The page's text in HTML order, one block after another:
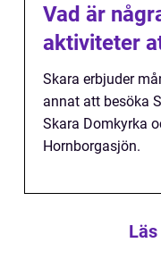
Vad är
aktiviteter
Skara erbjuder
annat att besöka
Skara Domkyrka
Hornborgasjön.